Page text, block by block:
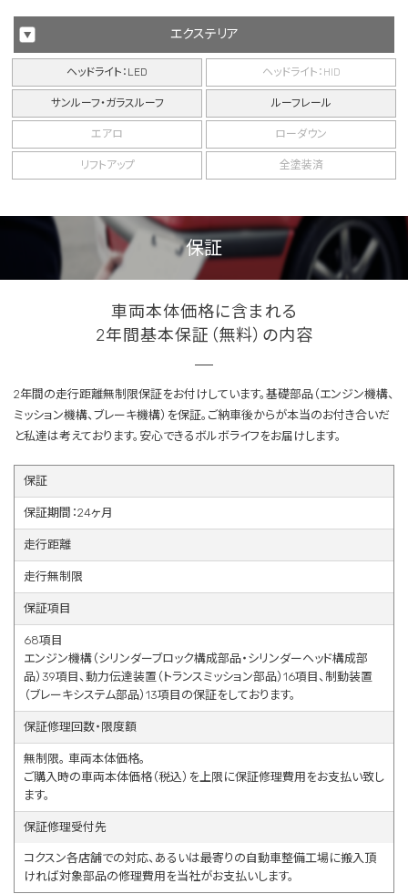
エクステリア
ヘッドライト：LED ヘッドライト：HID
サンルーフ・ガラスルーフ ルーフレール
エアロ ローダウン
リフトアップ 全塗装済
保証
車両本体価格に含まれる
2年間基本保証（無料）の内容
2年間の走行距離無制限保証をお付けしています。基礎部品（エンジン機構、
ミッション機構、ブレーキ機構）を保証。ご納車後からが本当のお付き合いだ
と私達は考えております。安心できるボルボライフをお届けします。
保証
保証期間：24ヶ月
走行距離
走行無制限
保証項目
68項目
エンジン機構（シリンダーブロック構成部品・シリンダーヘッド構成部
品）39項目、動力伝達装置（トランスミッション部品）16項目、制動装置
（ブレーキシステム部品）13項目の保証をしております。
保証修理回数・限度額
無制限。 車両本体価格。
ご購入時の車両本体価格（税込）を上限に保証修理費用をお支払い致し
ます。
保証修理受付先
コクスン各店舗での対応、あるいは最寄りの自動車整備工場に搬入頂
ければ対象部品の修理費用を当社がお支払いします。